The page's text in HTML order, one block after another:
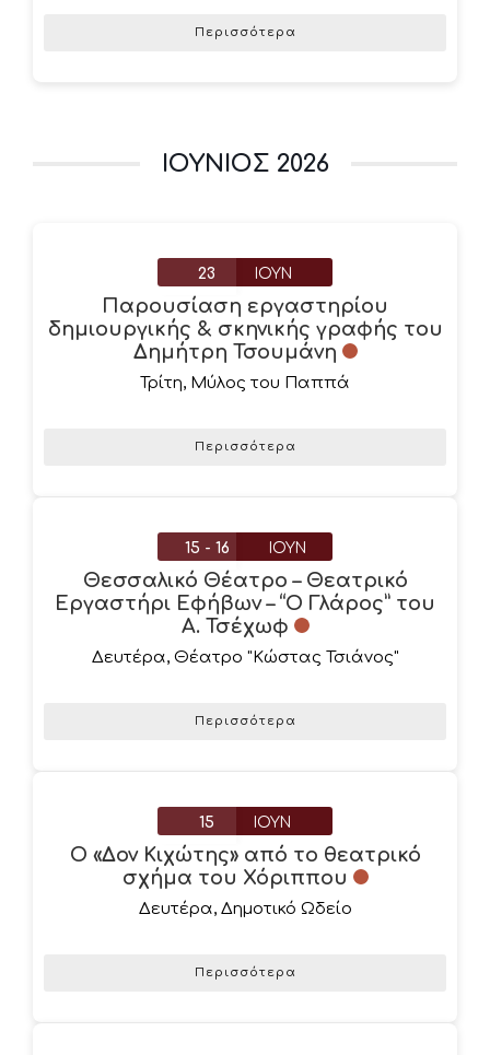
Περισσότερα
ΙΟΎΝΙΟΣ 2026
23 ΙΟΎΝ
Παρουσίαση εργαστηρίου
δημιουργικής & σκηνικής γραφής του
Δημήτρη Τσουμάνη
Τρίτη, Μύλος του Παππά
Περισσότερα
15 - 16 ΙΟΎΝ
Θεσσαλικό Θέατρο – Θεατρικό
Εργαστήρι Εφήβων – “Ο Γλάρος” του
Α. Τσέχωφ
Δευτέρα, Θέατρο "Κώστας Τσιάνος"
Περισσότερα
15 ΙΟΎΝ
Ο «Δον Κιχώτης» από το θεατρικό
σχήμα του Χόριππου
Δευτέρα, Δημοτικό Ωδείο
Περισσότερα